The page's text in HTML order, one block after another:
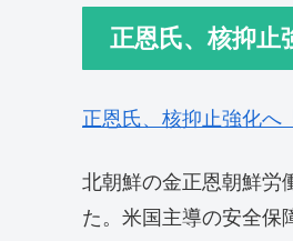
正恩氏、核抑
正恩氏、核抑止強化
北朝鮮の金正恩朝鮮労
た。米国主導の安全保